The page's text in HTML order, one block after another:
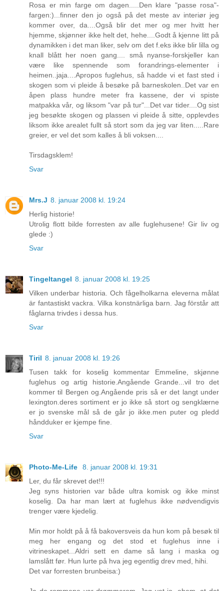
Rosa er min farge om dagen.....Den klare "passe rosa"-
fargen:)...finner den jo også på det meste av interiør jeg
kommer over, da....Også blir det mer og mer hvitt her
hjemme, skjønner ikke helt det, hehe....Godt å kjenne litt på
dynamikken i det man liker, selv om det f.eks ikke blir lilla og
knall blått her noen gang.... små nyanse-forskjeller kan
være like spennende som forandrings-elementer i
heimen..jaja....Apropos fuglehus, så hadde vi et fast sted i
skogen som vi pleide å besøke på barneskolen..Det var en
åpen plass hundre meter fra kassene, der vi spiste
matpakka vår, og liksom "var på tur"...Det var tider....Og sist
jeg besøkte skogen og plassen vi pleide å sitte, opplevdes
liksom ikke arealet fullt så stort som da jeg var liten.....Rare
greier, er vel det som kalles å bli voksen....
Tirsdagsklem!
Svar
Mrs.J 8. januar 2008 kl. 19:24
Herlig historie!
Utrolig flott bilde forresten av alle fuglehusene! Gir liv og
glede :)
Svar
Tingeltangel 8. januar 2008 kl. 19:25
Vilken underbar historia. Och fågelholkarna eleverna målat
är fantastiskt vackra. Vilka konstnärliga barn. Jag förstår att
fåglarna trivdes i dessa hus.
Svar
Tiril 8. januar 2008 kl. 19:26
Tusen takk for koselig kommentar Emmeline, skjønne
fuglehus og artig historie.Angående Grande...vil tro det
kommer til Bergen og.Angående pris så er det langt under
lexington.deres sortiment er jo ikke så stort og sengklærne
er jo svenske mål så de går jo ikke.men puter og pledd
håndduker er kjempe fine.
Svar
Photo-Me-Life
8. januar 2008 kl. 19:31
Ler, du får skrevet det!!!
Jeg syns historien var både ultra komisk og ikke minst
koselig. Da har man lært at fuglehus ikke nødvendigvis
trenger være kjedelig.
Min mor holdt på å få bakoversveis da hun kom på besøk til
meg her engang og det stod et fuglehus inne i
vitrineskapet...Aldri sett en dame så lang i maska og
lamslått før. Hun lurte på hva jeg egentlig drev med, hihi.
Det var forresten brunbeisa:)